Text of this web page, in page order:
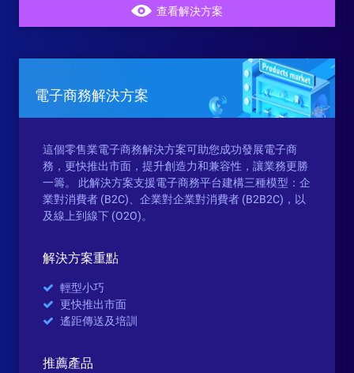
查看解決方案
電子商務解決方案
這個零售業電子商務解決方案可助您成功發展電子商
務，更快推出市面，提升創造力和兼容性，讓業務更勝
一籌。 此解決方案支援電子商務平台建構三種模型：企
業對消費者 (B2C)、企業對企業對消費者 (B2B2C)，以
及線上到線下 (O2O)。
解決方案重點
輕型小巧
更快推出市面
遙距傳送及培訓
推薦產品